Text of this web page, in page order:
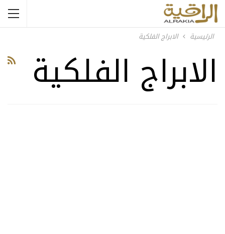
الرئيسية الابراج الفلكية
الابراج الفلكية